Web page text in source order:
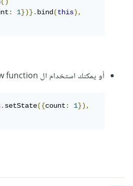
()
: 1})}.bind(this),
أو يمكنك استخدام ال arrow function كالتالي
.setState({count: 1}),